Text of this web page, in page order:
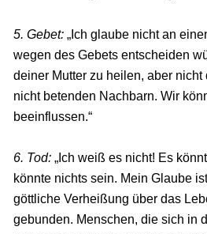
5. Gebet:„Ich glaube nicht an
wegen des Gebets entscheiden
deiner Mutter zu heilen, aber nicht
nicht betenden Nachbarn. Wir
beeinflussen.“
6. Tod:„Ich weiß es nicht! Es
könnte nichts sein. Mein Glaube
göttliche Verheißung über das
gebunden. Menschen, die sich in